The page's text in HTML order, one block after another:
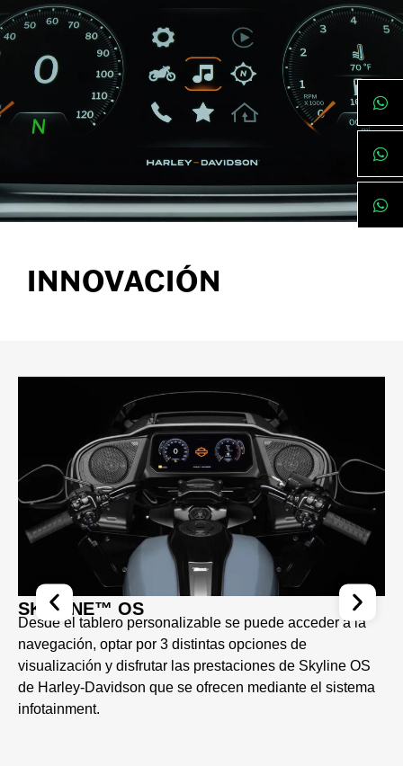
INNOVACIÓN
SKYLINE™ OS
Desde el tablero personalizable se puede acceder a la
navegación, optar por 3 distintas opciones de
visualización y disfrutar las prestaciones de Skyline OS
de Harley-Davidson que se ofrecen mediante el sistema
infotainment.